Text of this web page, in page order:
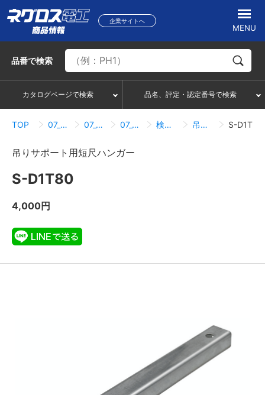
企業サイトへ
MENU
品番で検索
カタログページで検索 品名、評定・認定番号で検索
TOP 07_ハンガー・サポートシステム 07_01_ダクターチャンネル 07_01_03_吊りサポート用短尺ハンガー 検索結果一覧 吊りサポート用短尺ハンガー
吊りサポート用短尺ハンガー
S-D1T80
4,000円